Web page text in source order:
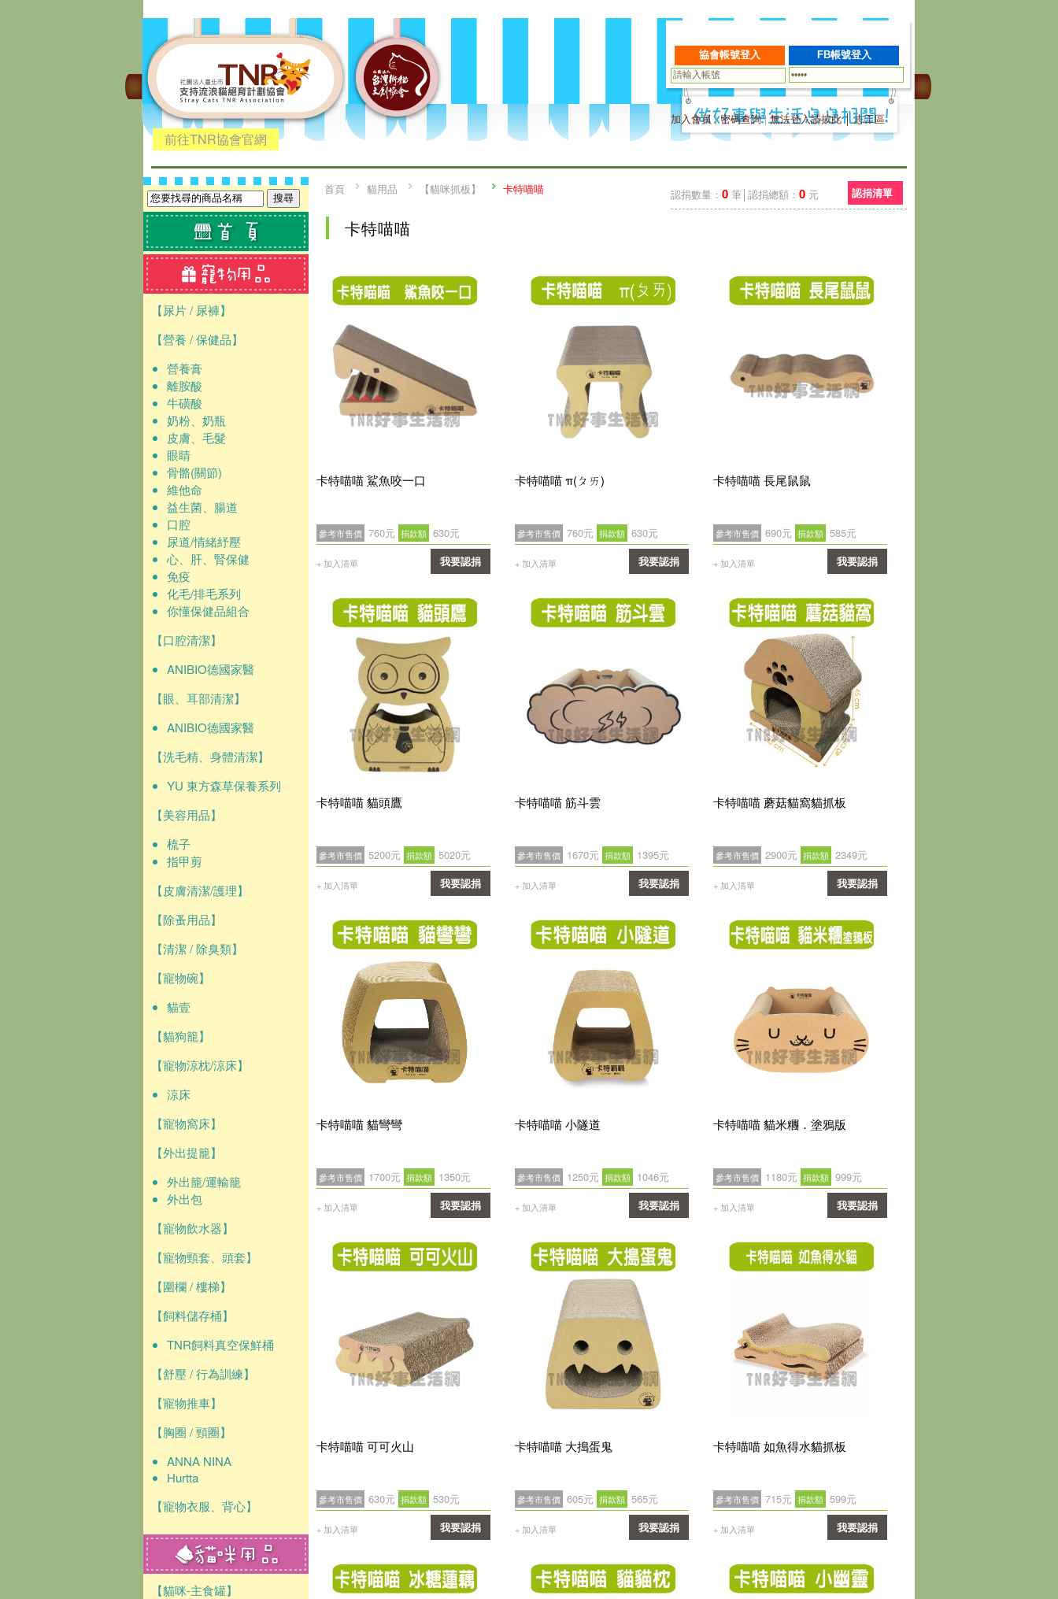
前往TNR協會官網
加入會員|密碼查詢|無法登入請按此│志工區
【尿片 / 尿褲】
【營養 / 保健品】
營養膏
離胺酸
牛磺酸
奶粉、奶瓶
皮膚、毛髮
眼睛
骨骼(關節)
維他命
益生菌、腸道
口腔
尿道/情緒紓壓
心、肝、腎保健
免疫
化毛/排毛系列
你懂保健品組合
【口腔清潔】
ANIBIO德國家醫
【眼、耳部清潔】
ANIBIO德國家醫
【洗毛精、身體清潔】
YU 東方森草保養系列
【美容用品】
梳子
指甲剪
【皮膚清潔/護理】
【除蚤用品】
【清潔 / 除臭類】
【寵物碗】
貓壹
【貓狗籠】
【寵物涼枕/涼床】
涼床
【寵物窩床】
【外出提籠】
外出籠/運輸籠
外出包
【寵物飲水器】
【寵物頸套、頭套】
【圍欄 / 樓梯】
【飼料儲存桶】
TNR飼料真空保鮮桶
【舒壓 / 行為訓練】
【寵物推車】
【胸圈 / 頸圈】
ANNA NINA
Hurtta
【寵物衣服、背心】
【貓咪-主食罐】
認捐數量： 0 筆│認捐總額： 0 元 認捐清單
首頁 貓用品 【貓咪抓板】 卡特喵喵
卡特喵喵
卡特喵喵 鯊魚咬一口
參考市售價 760元 捐款額 630元
+ 加入清單 我要認捐
卡特喵喵 π(ㄆㄞ)
參考市售價 760元 捐款額 630元
+ 加入清單 我要認捐
卡特喵喵 長尾鼠鼠
參考市售價 690元 捐款額 585元
+ 加入清單 我要認捐
卡特喵喵 貓頭鷹
參考市售價 5200元 捐款額 5020元
+ 加入清單 我要認捐
卡特喵喵 筋斗雲
參考市售價 1670元 捐款額 1395元
+ 加入清單 我要認捐
卡特喵喵 蘑菇貓窩貓抓板
參考市售價 2900元 捐款額 2349元
+ 加入清單 我要認捐
卡特喵喵 貓彎彎
參考市售價 1700元 捐款額 1350元
+ 加入清單 我要認捐
卡特喵喵 小隧道
參考市售價 1250元 捐款額 1046元
+ 加入清單 我要認捐
卡特喵喵 貓米糰．塗鴉版
參考市售價 1180元 捐款額 999元
+ 加入清單 我要認捐
卡特喵喵 可可火山
參考市售價 630元 捐款額 530元
+ 加入清單 我要認捐
卡特喵喵 大搗蛋鬼
參考市售價 605元 捐款額 565元
+ 加入清單 我要認捐
卡特喵喵 如魚得水貓抓板
參考市售價 715元 捐款額 599元
+ 加入清單 我要認捐